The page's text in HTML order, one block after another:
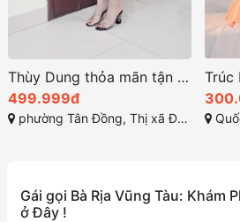
Thùy Dung thỏa mãn tận hưởng khoái cảm tuyệt vời
499.999đ
phường Tân Đồng, Thị xã Đồng Xoài, Bình Phước
Gái gọi Bà Rịa Vũng Tàu: Khám
ở Đây !